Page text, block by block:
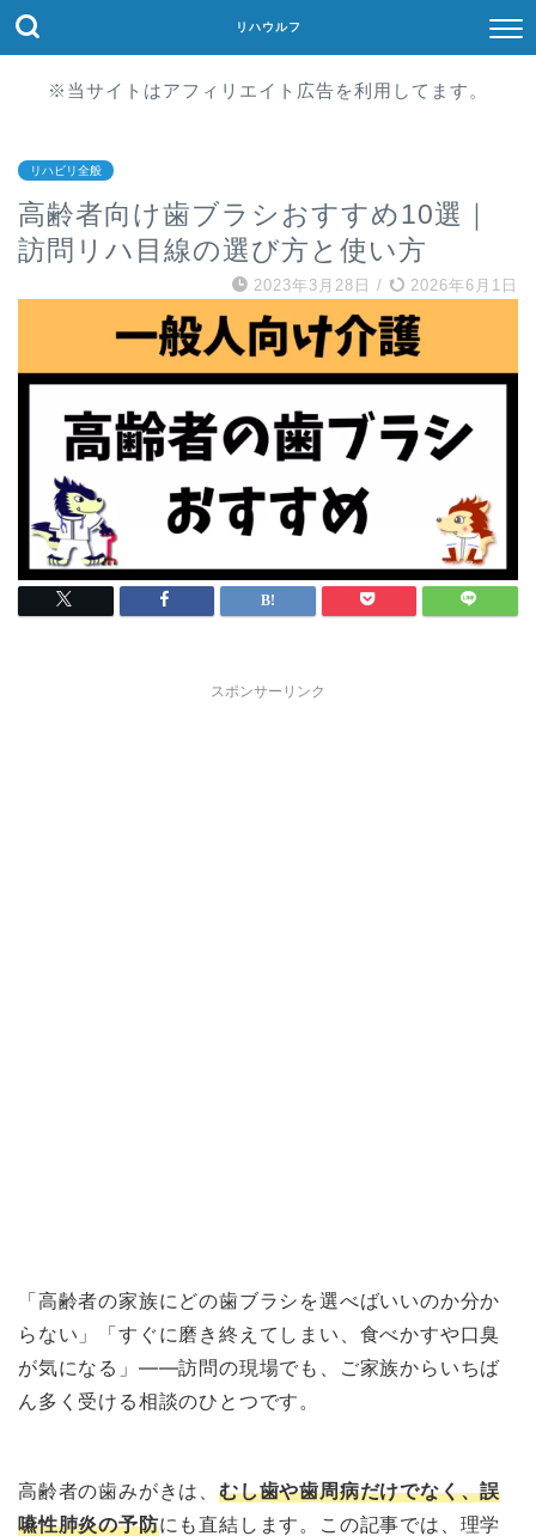
リハウルフ
※当サイトはアフィリエイト広告を利用してます。
リハビリ全般
高齢者向け歯ブラシおすすめ10選｜
訪問リハ目線の選び方と使い方
2023年3月28日 / 2026年6月1日
スポンサーリンク
「高齢者の家族にどの歯ブラシを選べばいいのか分か
らない」「すぐに磨き終えてしまい、食べかすや口臭
が気になる」——訪問の現場でも、ご家族からいちば
ん多く受ける相談のひとつです。
高齢者の歯みがきは、 むし歯や歯周病だけでなく、誤
嚥性肺炎の予防にも直結します。この記事では、理学